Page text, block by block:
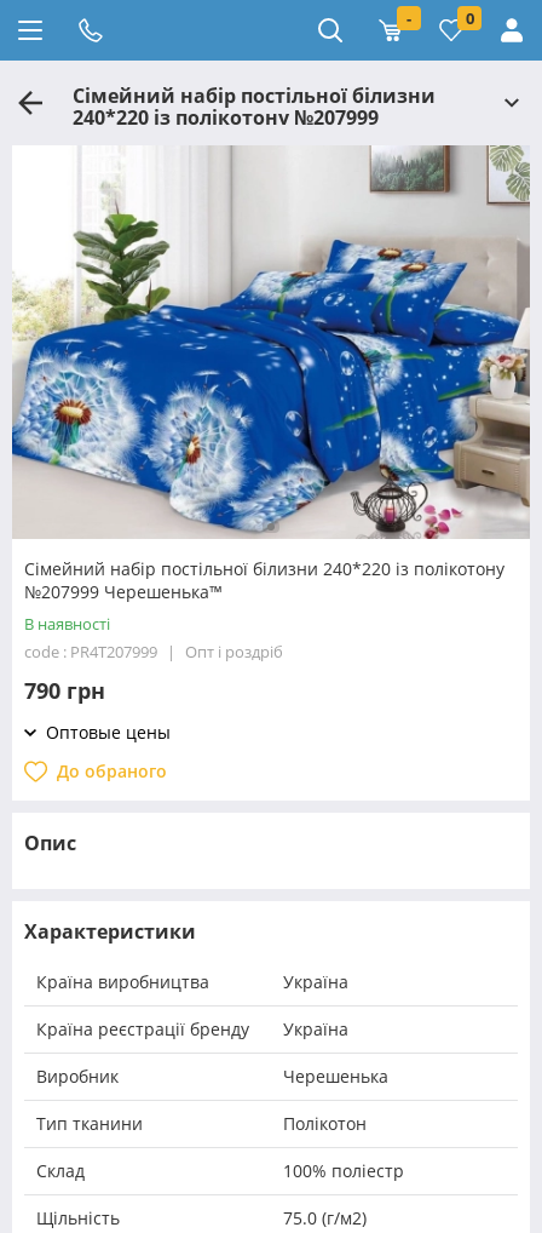
- 0
Сімейний набір постільної білизни
240*220 із полікотону №207999
Черешенька™
Сімейний набір постільної білизни 240*220 із полікотону
№207999 Черешенька™
В наявності
code : PR4T207999
Опт і роздріб
790 грн
Оптовые цены
До обраного
Опис
Характеристики
Країна виробництва Україна
Країна реєстрації бренду Україна
Виробник Черешенька
Тип тканини Полікотон
Склад 100% поліестр
Щільність 75.0 (г/м2)